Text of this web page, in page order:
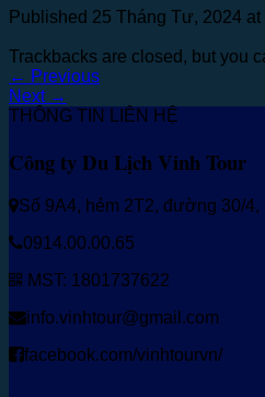
Published 25 Tháng Tư, 2024 at
Trackbacks are closed, but you
← Previous
Next →
THÔNG TIN LIÊN HỆ
Công ty Du Lịch Vinh Tour
Số 9A4, hẻm 2T2, đường 30/
0914.00.00.65
MST: 1801737622
info.vinhtour@gmail.com
facebook.com/vinhtourvn/